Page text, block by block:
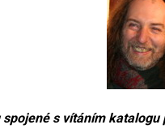
s vítáním